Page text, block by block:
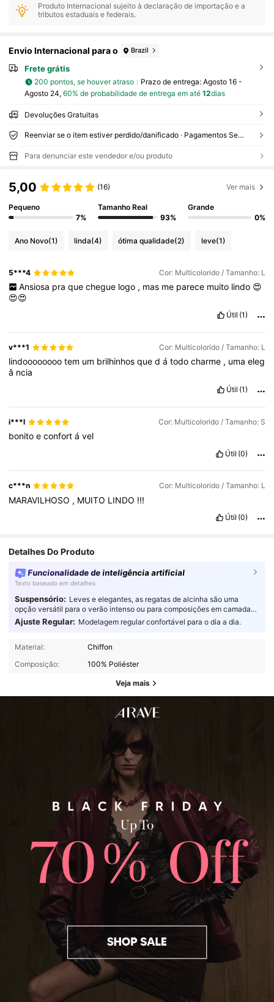
Produto Internacional sujeito à declaração de importação e a
tributos estaduais e federais.
Envio Internacional para o Brazil
Frete grátis
200 pontos, se houver atraso Prazo de entrega: Agosto 16 -
Agosto 24, 60% de probabilidade de entrega em até 12dias
Devoluções Gratuitas
Reenviar se o item estiver perdido/danificado · Pagamentos Seguros · Proteção de privacidade
Para denunciar este vendedor e/ou produto
5,00 (16) Ver mais
Pequeno
7%
Tamanho Real
93%
Grande
0%
Ano Novo(1) linda(4) ótima qualidade(2) leve(1)
5***4 Cor: Multicolorido / Tamanho: L
Ansiosa pra que chegue logo , mas me parece muito lindo 😍
😍😍
Útil (1)
v***1 Cor: Multicolorido / Tamanho: L
lindooooooootem um brilhinhosquedátodocharme , umaeleg
â ncia
Útil (1)
i***l Cor: Multicolorido / Tamanho: S
bonitoeconfortável
Útil (0)
c***n Cor: Multicolorido / Tamanho: L
MARAVILHOSO , MUITO LINDO !!!
Útil (0)
Detalhes Do Produto
Funcionalidade de inteligência artificial
Texto baseado em detalhes
Suspensório: Leves e elegantes, as regatas de alcinha são uma
opção versátil para o verão intenso ou para composições em camadas,
oferecendo um conforto fluido e respirável para quem não abre mão do
estilo.
Ajuste Regular: Modelagem regular confortável para o dia a dia.
Material:
Chiffon
Composição:
100% Poliéster
Veja mais